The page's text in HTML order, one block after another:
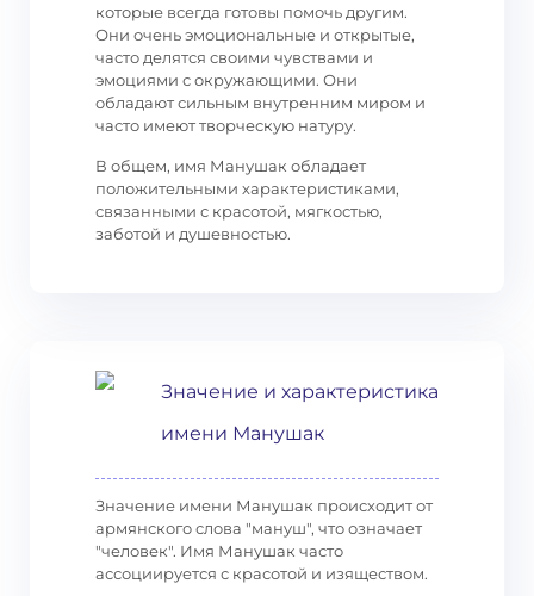
которые всегда готовы помочь другим.
Они очень эмоциональные и открытые,
часто делятся своими чувствами и
эмоциями с окружающими. Они
обладают сильным внутренним миром и
часто имеют творческую натуру.
В общем, имя Манушак обладает
положительными характеристиками,
связанными с красотой, мягкостью,
заботой и душевностью.
Значение и характеристика
имени Манушак
Значение имени Манушак происходит от
армянского слова "мануш", что означает
"человек". Имя Манушак часто
ассоциируется с красотой и изяществом.